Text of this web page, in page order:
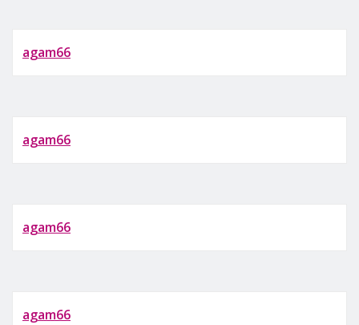
agam66
agam66
agam66
agam66